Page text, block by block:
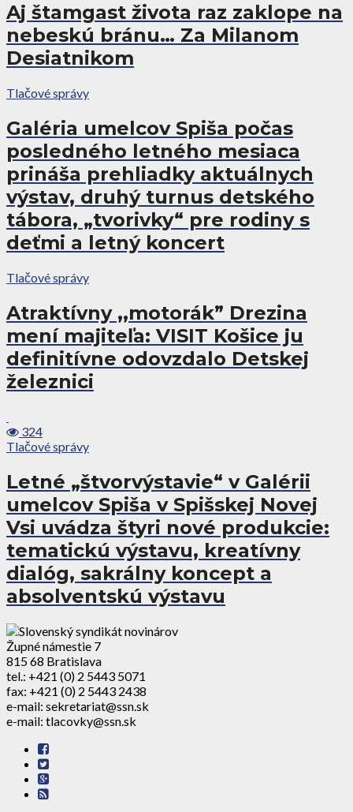
Aj štamgast života raz zaklope na
nebeskú bránu… Za Milanom
Desiatnikom
Tlačové správy
Galéria umelcov Spiša počas
posledného letného mesiaca
prináša prehliadky aktuálnych
výstav, druhý turnus detského
tábora, „tvorivky“ pre rodiny s
deťmi a letný koncert
Tlačové správy
Atraktívny ,,motorák” Drezina
mení majiteľa: VISIT Košice ju
definitívne odovzdalo Detskej
železnici
324
Tlačové správy
Letné „štvorvýstavie“ v Galérii
umelcov Spiša v Spišskej Novej
Vsi uvádza štyri nové produkcie:
tematickú výstavu, kreatívny
dialóg, sakrálny koncept a
absolventskú výstavu
Župné námestie 7
815 68 Bratislava
tel.: +421 (0) 2 5443 5071
fax: +421 (0) 2 5443 2438
e-mail: sekretariat@ssn.sk
e-mail: tlacovky@ssn.sk